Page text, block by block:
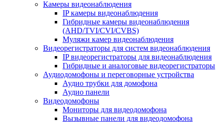
Камеры видеонаблюдения
IP камеры видеонаблюдения
Гибридные камеры видеонаблюдения
(AHD/TVI/CVI/CVBS)
Муляжи камер видеонаблюдения
Видеорегистраторы для систем видеонаблюдения
IP видеорегистраторы для видеонаблюдения
Гибридные и аналоговые видеорегистраторы
Аудиодомофоны и переговорные устройства
Аудио трубки для домофона
Аудио панели
Видеодомофоны
Мониторы для видеодомофона
Вызывные панели для видеодомофона